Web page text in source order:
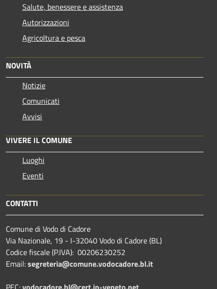
Salute, benessere e assistenza
Autorizzazioni
Agricoltura e pesca
NOVITÀ
Notizie
Comunicati
Avvisi
VIVERE IL COMUNE
Luoghi
Eventi
CONTATTI
Comune di Vodo di Cadore
Via Nazionale, 19 - I-32040 Vodo di Cadore (BL)
Codice fiscale (P.IVA): 00206230252
Email:segreteria@comune.vodocadore.bl.it